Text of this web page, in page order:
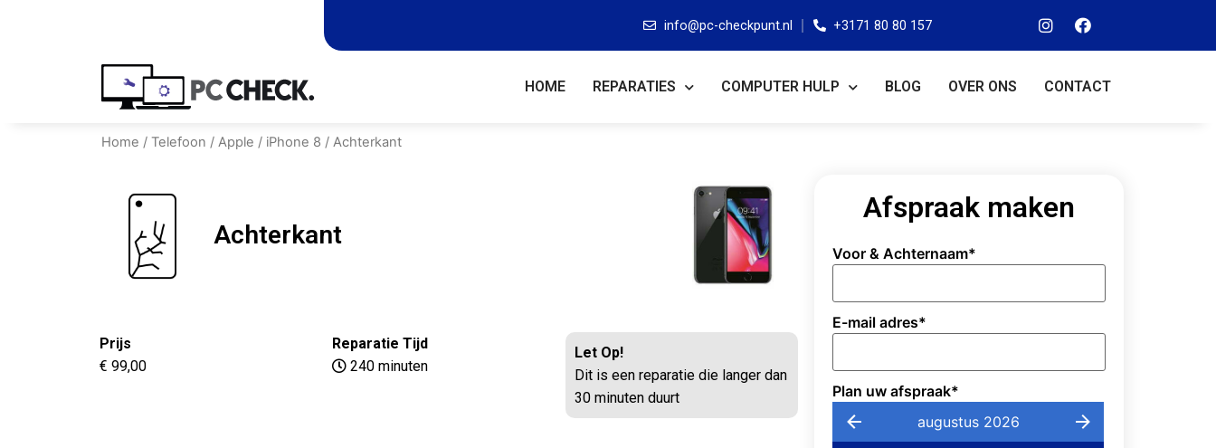
info@pc-checkpunt.nl +3171 80 80 157
HOME REPARATIES COMPUTER HULP BLOG OVER ONS CONTACT
Home / Telefoon / Apple / iPhone 8 / Achterkant
Achterkant
Prijs
€ 99,00
Reparatie Tijd
240 minuten
Let Op!
Dit is een reparatie die langer dan
30 minuten duurt
Afspraak maken
Voor & Achternaam*
E-mail adres*
Plan uw afspraak*
augustus 2026